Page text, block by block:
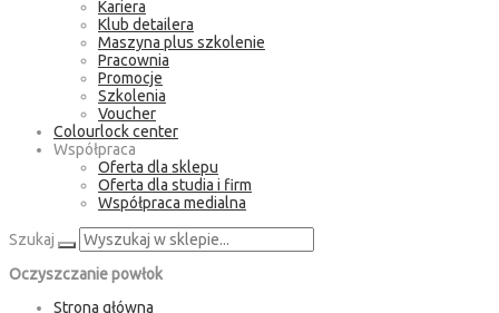
Kariera
Klub detailera
Maszyna plus szkolenie
Pracownia
Promocje
Szkolenia
Voucher
Colourlock center
Współpraca
Oferta dla sklepu
Oferta dla studia i firm
Współpraca medialna
Szukaj
Oczyszczanie powłok
Strona główna